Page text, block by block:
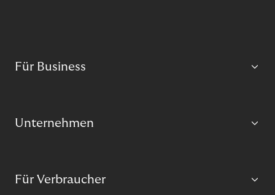
Für Business
Unternehmen
Für Verbraucher